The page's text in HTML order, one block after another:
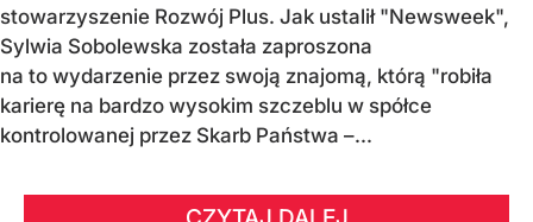
stowarzyszenie Rozwój Plus. Jak ustalił "Newsweek",
Sylwia Sobolewska została zaproszona
na to wydarzenie przez swoją znajomą, którą "robiła
karierę na bardzo wysokim szczeblu w spółce
kontrolowanej przez Skarb Państwa –...